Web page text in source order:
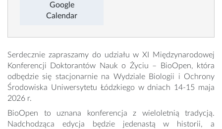
Google
Calendar
Serdecznie zapraszamy do udziału w XI Międzynarodowej
Konferencji Doktorantów Nauk o Życiu – BioOpen, która
odbędzie się stacjonarnie na Wydziale Biologii i Ochrony
Środowiska Uniwersytetu Łódzkiego w dniach 14-15 maja
2026 r.
BioOpen to uznana konferencja z wieloletnią tradycją.
Nadchodząca edycja będzie jedenastą w historii, a